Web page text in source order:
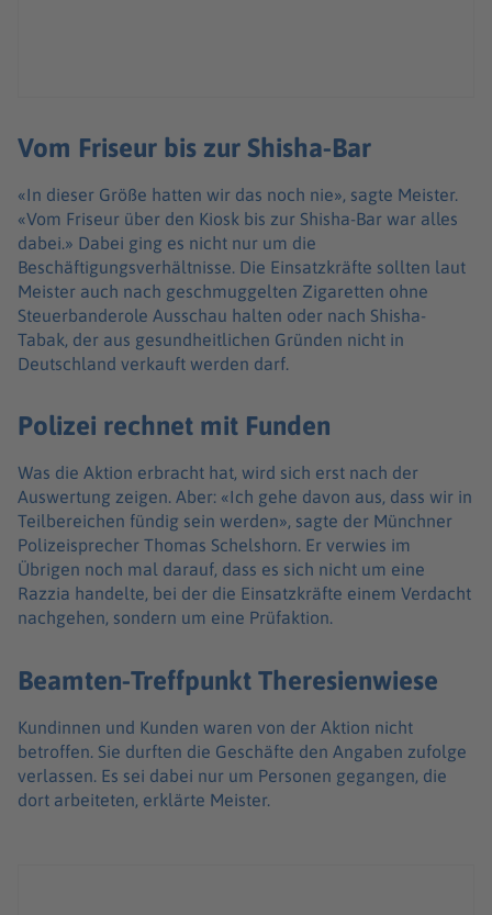
Vom Friseur bis zur Shisha-Bar
«In dieser Größe hatten wir das noch nie», sagte Meister.
«Vom Friseur über den Kiosk bis zur Shisha-Bar war alles
dabei.» Dabei ging es nicht nur um die
Beschäftigungsverhältnisse. Die Einsatzkräfte sollten laut
Meister auch nach geschmuggelten Zigaretten ohne
Steuerbanderole Ausschau halten oder nach Shisha-
Tabak, der aus gesundheitlichen Gründen nicht in
Deutschland verkauft werden darf.
Polizei rechnet mit Funden
Was die Aktion erbracht hat, wird sich erst nach der
Auswertung zeigen. Aber: «Ich gehe davon aus, dass wir in
Teilbereichen fündig sein werden», sagte der Münchner
Polizeisprecher Thomas Schelshorn. Er verwies im
Übrigen noch mal darauf, dass es sich nicht um eine
Razzia handelte, bei der die Einsatzkräfte einem Verdacht
nachgehen, sondern um eine Prüfaktion.
Beamten-Treffpunkt Theresienwiese
Kundinnen und Kunden waren von der Aktion nicht
betroffen. Sie durften die Geschäfte den Angaben zufolge
verlassen. Es sei dabei nur um Personen gegangen, die
dort arbeiteten, erklärte Meister.